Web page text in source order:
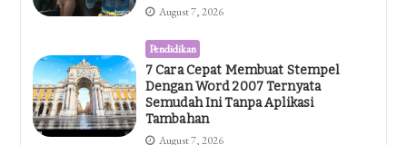
August 7, 2026
Pendidikan
7 Cara Cepat Membuat Stempel
Dengan Word 2007 Ternyata
Semudah Ini Tanpa Aplikasi
Tambahan
August 7, 2026